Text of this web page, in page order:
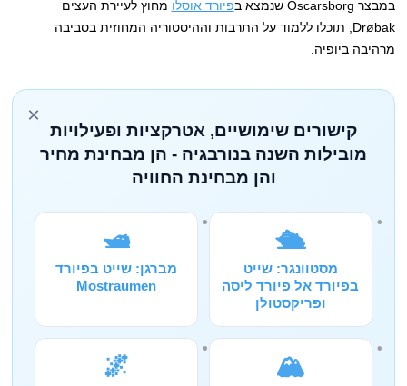
במבצר Oscarsborg שנמצא ב
פיורד אוסלו מחוץ לעיירת העצים
Drøbak, תוכלו ללמוד על התרבות וההיסטוריה המחוזית בסביבה
מרהיבה ביופיה.
×
קישורים שימושיים, אטרקציות ופעילויות
מובילות השנה בנורבגיה - הן מבחינת מחיר
והן מבחינת החוויה
🛳️
מסטוונגר: שייט
בפיורד אל פיורד ליסה
ופריקסטולן
🛥️
מברגן: שייט בפיורד
Mostraumen
🏔️
🌌